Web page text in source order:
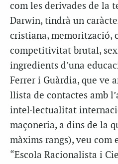
com les derivades de la
Darwin, tindrà un
cristiana, memorització,
competitivitat brutal,
ingredients d’una
Ferrer i Guàrdia, que ve
llista de contactes amb
intel·lectualitat
maçoneria, a dins de la
màxims rangs), veu com
“Escola Racionalista i